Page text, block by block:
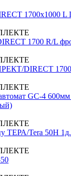
1700х1000 L
1700 R/L
DIRECT 1700
GC-4
ТЕРА/Tera 50Н